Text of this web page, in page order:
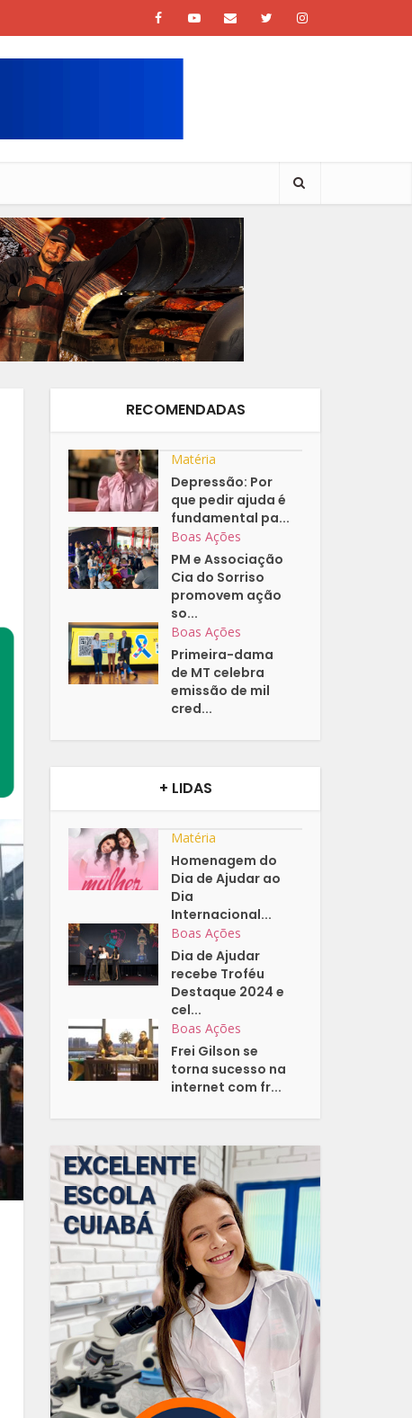
RECOMENDADAS
Matéria
Depressão: Por
que pedir ajuda é
fundamental pa...
Boas Ações
PM e Associação
Cia do Sorriso
promovem ação
so...
Boas Ações
Primeira-dama
de MT celebra
emissão de mil
cred...
+ LIDAS
Matéria
Homenagem do
Dia de Ajudar ao
Dia
Internacional...
Boas Ações
Dia de Ajudar
recebe Troféu
Destaque 2024 e
cel...
Boas Ações
Frei Gilson se
torna sucesso na
internet com fr...